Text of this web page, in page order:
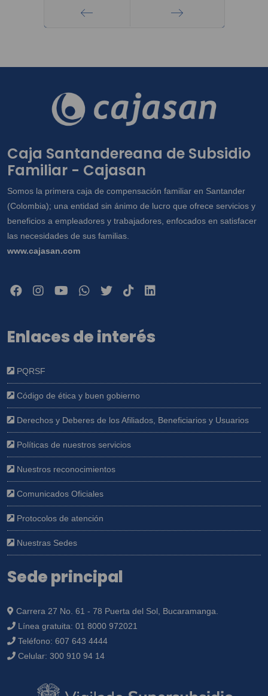
Caja Santandereana de Subsidio
Familiar - Cajasan
Somos la primera caja de compensación familiar en Santander
(Colombia); una entidad sin ánimo de lucro que ofrece servicios y
beneficios a empleadores y trabajadores, enfocados en satisfacer
las necesidades de sus familias.
www.cajasan.com
Enlaces de interés
PQRSF
Código de ética y buen gobierno
Derechos y Deberes de los Afiliados, Beneficiarios y Usuarios
Políticas de nuestros servicios
Nuestros reconocimientos
Comunicados Oficiales
Protocolos de atención
Nuestras Sedes
Sede principal
Carrera 27 No. 61 - 78 Puerta del Sol, Bucaramanga.
Línea gratuita: 01 8000 972021
Teléfono: 607 643 4444
Celular: 300 910 94 14